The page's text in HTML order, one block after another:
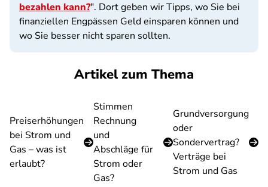
bezahlen kann?". Dort geben wir Tipps, wo Sie bei
finanziellen Engpässen Geld einsparen können und
wo Sie besser nicht sparen sollten.
Artikel zum Thema
Preiserhöhungen
bei Strom und
Gas – was ist
erlaubt?
Stimmen
Rechnung
und
Abschläge für
Strom oder
Gas?
Grundversorgung
oder
Sondervertrag?
Verträge bei
Strom und Gas